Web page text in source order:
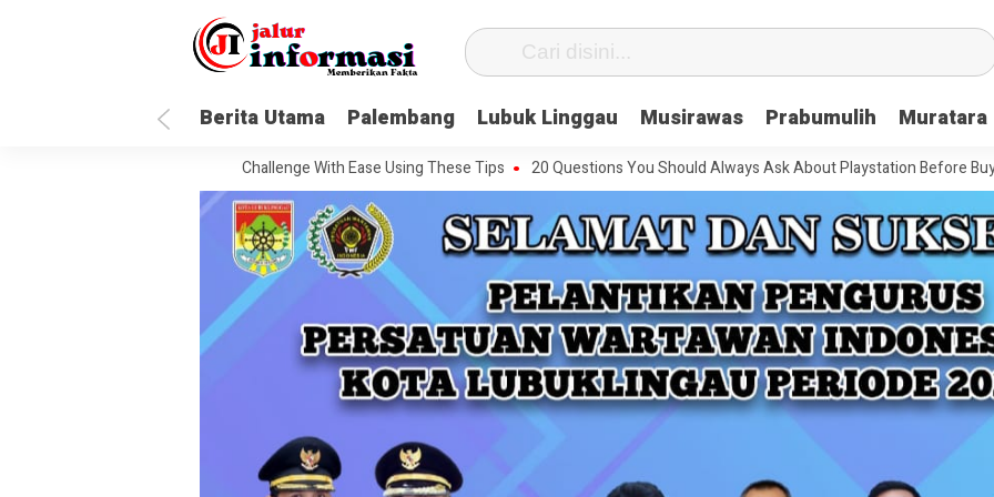
Berita Utama Palembang Lubuk Linggau Musirawas Prabumulih Muratara
To Handle Every Movie Challenge With Ease Using These Tips 20 Questions You Should Always Ask About Playstation Before Buying It